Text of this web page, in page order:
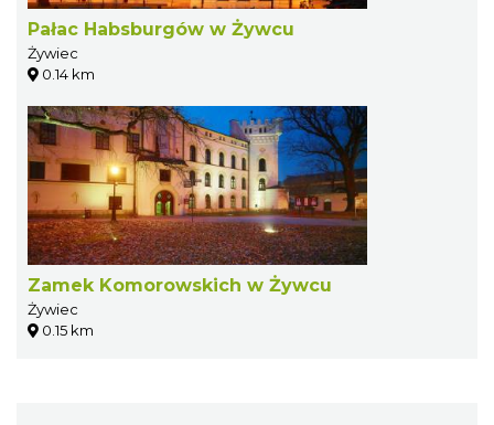
Pałac Habsburgów w Żywcu
Żywiec
0.14 km
Zamek Komorowskich w Żywcu
Żywiec
0.15 km